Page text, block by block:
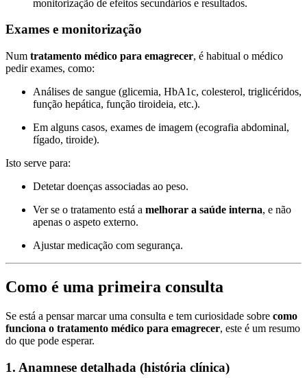
monitorização de efeitos secundários e resultados.
Exames e monitorização
Num tratamento médico para emagrecer, é habitual o médico
pedir exames, como:
Análises de sangue (glicemia, HbA1c, colesterol, triglicéridos,
função hepática, função tiroideia, etc.).
Em alguns casos, exames de imagem (ecografia abdominal,
fígado, tiroide).
Isto serve para:
Detetar doenças associadas ao peso.
Ver se o tratamento está a melhorar a saúde interna, e não
apenas o aspeto externo.
Ajustar medicação com segurança.
Como é uma primeira consulta
Se está a pensar marcar uma consulta e tem curiosidade sobre como
funciona o tratamento médico para emagrecer, este é um resumo
do que pode esperar.
1. Anamnese detalhada (história clínica)